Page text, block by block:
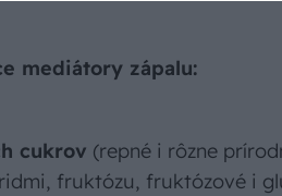
mediátory zápalu:
cukrov (repné i rôzne
fruktózu, fruktózové i